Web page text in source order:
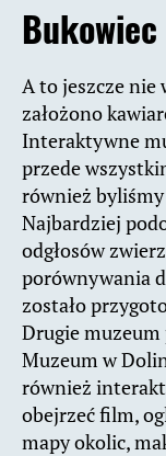
A to jeszcze
założono
Interaktywne
przede
również
Najbardziej
odgłosów
porównywania
zostało
Drugie muzeum
Muzeum w
również
obejrzeć film,
mapy okolic,